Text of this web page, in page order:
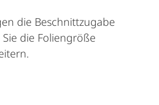
die Beschnittzugabe
die Foliengröße